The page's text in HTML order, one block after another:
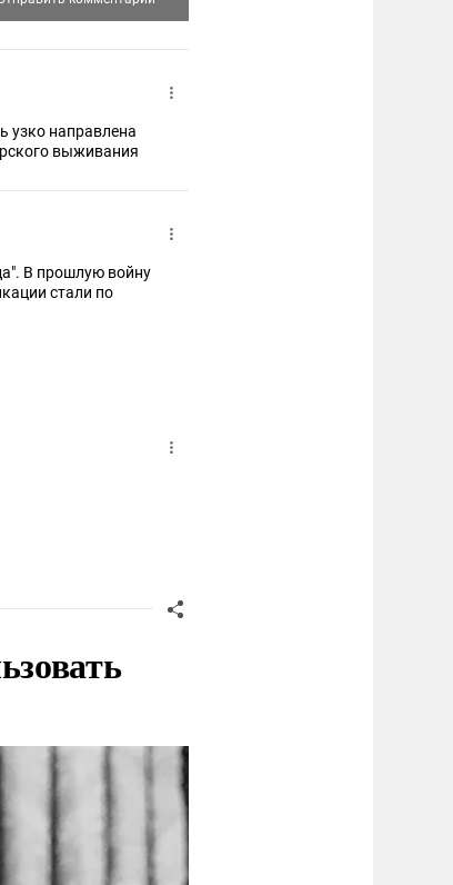
узко направлена
выживания
В прошлую войну
стали по